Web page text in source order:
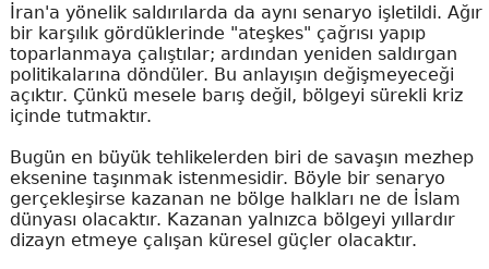
İran'a yönelik saldırılarda da aynı senaryo işletildi. Ağır
bir karşılık gördüklerinde "ateşkes" çağrısı yapıp
toparlanmaya çalıştılar; ardından yeniden saldırgan
politikalarına döndüler. Bu anlayışın değişmeyeceği
açıktır. Çünkü mesele barış değil, bölgeyi sürekli kriz
içinde tutmaktır.
Bugün en büyük tehlikelerden biri de savaşın mezhep
eksenine taşınmak istenmesidir. Böyle bir senaryo
gerçekleşirse kazanan ne bölge halkları ne de İslam
dünyası olacaktır. Kazanan yalnızca bölgeyi yıllardır
dizayn etmeye çalışan küresel güçler olacaktır.